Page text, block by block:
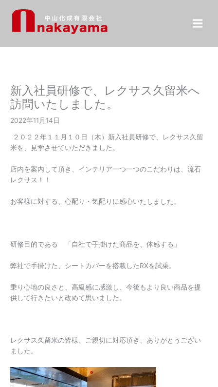
キ
新入社員研修で、レクサス久留米へ
訪問いたしました。
2022年11月14日
２０２２年１１月１０日（木）新入社員研修で、レクサス久留
米を、見学させていただきました。
店内を案内して頂き、インテリア一つ一つのこだわりは、流石
レクサス！！
お客様に対する、心配り・気配りに感心いたしました。
研修目的である 「自社で手掛けた商品を、体感する」
弊社で手掛けた、シートカバーを搭載したRXを試乗。
乗り心地の良さと、高級感に感激し、今後もより良い商品を提
供して行きたいと改めて思いました。
レクサス久留米の皆様、ご親切に対応頂き、ありがとうござい
ました。